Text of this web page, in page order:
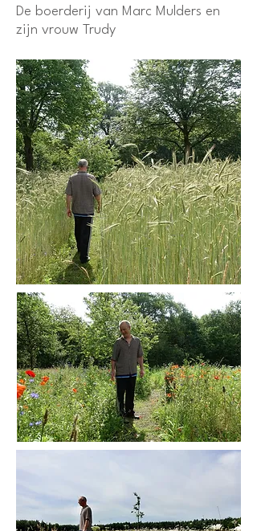
De boerderij van Marc Mulders en
zijn vrouw Trudy